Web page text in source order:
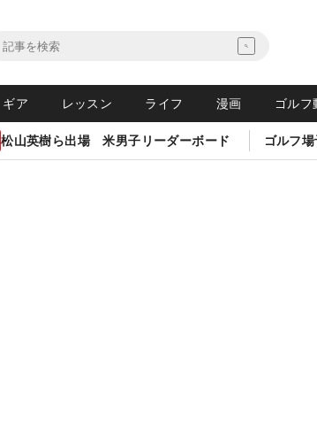
ギア レッスン ライフ 漫画 ゴルフ
松山英樹ら出場 米男子リーダーボード ゴルフ